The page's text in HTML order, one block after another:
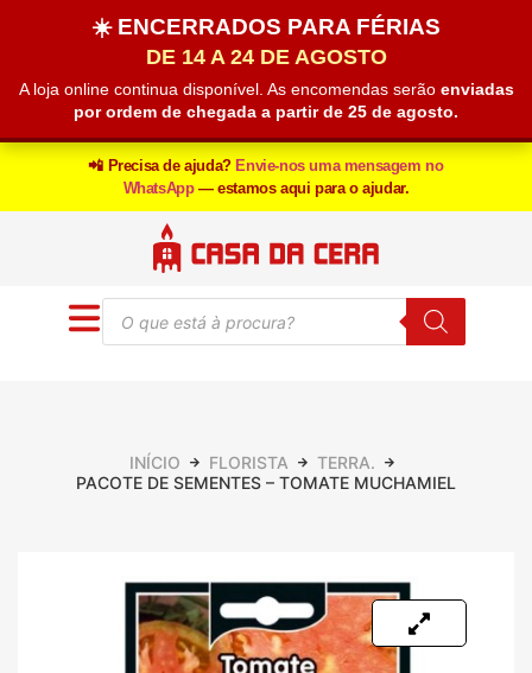
☀️ ENCERRADOS PARA FÉRIAS
DE 14 A 24 DE AGOSTO
A loja online continua disponível. As encomendas serão enviadas
por ordem de chegada a partir de 25 de agosto.
📲 Precisa de ajuda? Envie-nos uma mensagem no
WhatsApp — estamos aqui para o ajudar.
INÍCIO FLORISTA
TERRA.
PACOTE DE SEMENTES – TOMATE MUCHAMIEL